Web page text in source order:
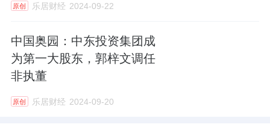
原创 乐居财经 2024-09-22
中国奥园：中东投资集团成
为第一大股东，郭梓文调任
非执董
原创 乐居财经 2024-09-20